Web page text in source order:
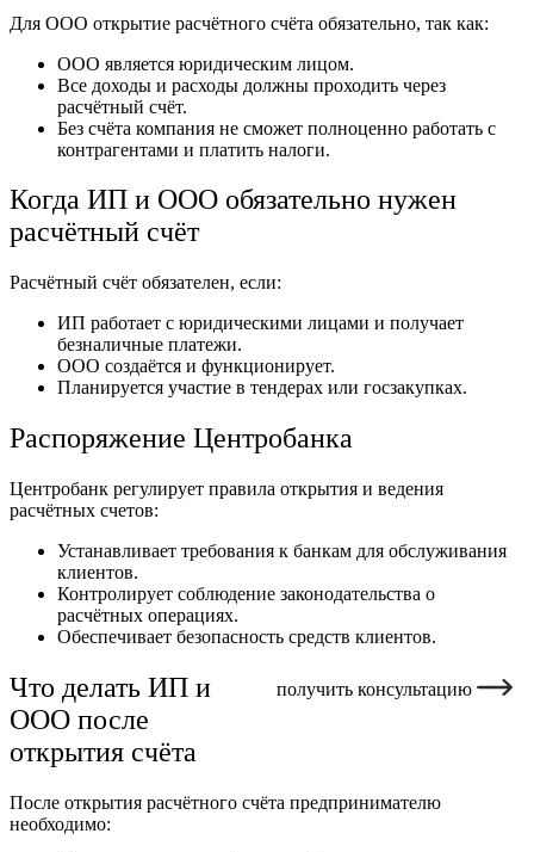
Для ООО открытие расчётного счёта обязательно, так как:
ООО является юридическим лицом.
Все доходы и расходы должны проходить через
расчётный счёт.
Без счёта компания не сможет полноценно работать с
контрагентами и платить налоги.
Когда ИП и ООО обязательно нужен
расчётный счёт
Расчётный счёт обязателен, если:
ИП работает с юридическими лицами и получает
безналичные платежи.
ООО создаётся и функционирует.
Планируется участие в тендерах или госзакупках.
Распоряжение Центробанка
Центробанк регулирует правила открытия и ведения
расчётных счетов:
Устанавливает требования к банкам для обслуживания
клиентов.
Контролирует соблюдение законодательства о
расчётных операциях.
Обеспечивает безопасность средств клиентов.
получить консультацию
Что делать ИП и
ООО после
открытия счёта
После открытия расчётного счёта предпринимателю
необходимо: